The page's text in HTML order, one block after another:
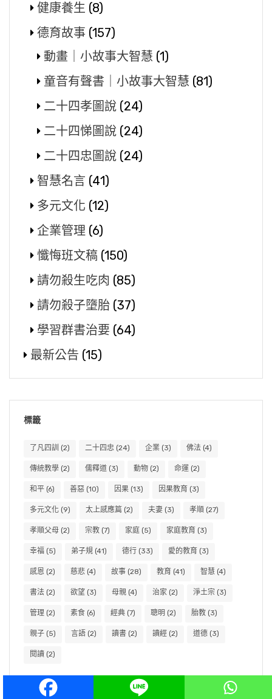
健康養生 (8)
德育故事 (157)
動畫｜小故事大智慧 (1)
童音有聲書｜小故事大智慧 (81)
二十四孝圖說 (24)
二十四悌圖說 (24)
二十四忠圖說 (24)
智慧名言 (41)
多元文化 (12)
企業管理 (6)
懺悔班文稿 (150)
請勿殺生吃肉 (85)
請勿殺子墮胎 (37)
學習群書治要 (64)
最新公告 (15)
標籤
了凡四訓 (2) 二十四忠 (24) 企業 (3) 佛法 (4)
傳統教學 (2) 儒釋道 (3) 動物 (2) 命運 (2)
和平 (6) 善惡 (10) 因果 (13) 因果教育 (3)
多元文化 (9) 太上感應篇 (2) 夫妻 (3) 孝順 (27)
孝順父母 (2) 宗教 (7) 家庭 (5) 家庭教育 (3)
幸福 (5) 弟子規 (41) 德行 (33) 愛的教育 (3)
感恩 (2) 慈悲 (4) 故事 (28) 教育 (41) 智慧 (4)
書法 (2) 欲望 (3) 母親 (4) 治家 (2) 淨土宗 (3)
管理 (2) 素食 (6) 經典 (7) 聰明 (2) 胎教 (3)
親子 (5) 言語 (2) 讀書 (2) 讀經 (2) 道德 (3)
閱讀 (2)